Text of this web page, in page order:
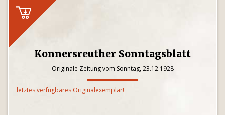
Konnersreuther Sonntagsblatt
Originale Zeitung vom Sonntag, 23.12.1928
letztes verfügbares Originalexemplar!